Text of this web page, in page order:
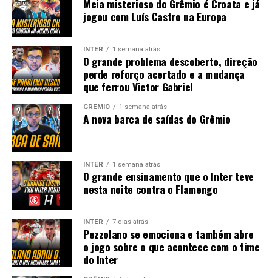
Meia misterioso do Grêmio é Croata e já
jogou com Luís Castro na Europa
INTER 1 semana atrás
O grande problema descoberto, direção
perde reforço acertado e a mudança
que ferrou Victor Gabriel
GRÊMIO 1 semana atrás
A nova barca de saídas do Grêmio
INTER 1 semana atrás
O grande ensinamento que o Inter teve
nesta noite contra o Flamengo
INTER 7 dias atrás
Pezzolano se emociona e também abre
o jogo sobre o que acontece com o time
do Inter